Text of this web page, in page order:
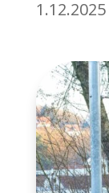
1.12.2025